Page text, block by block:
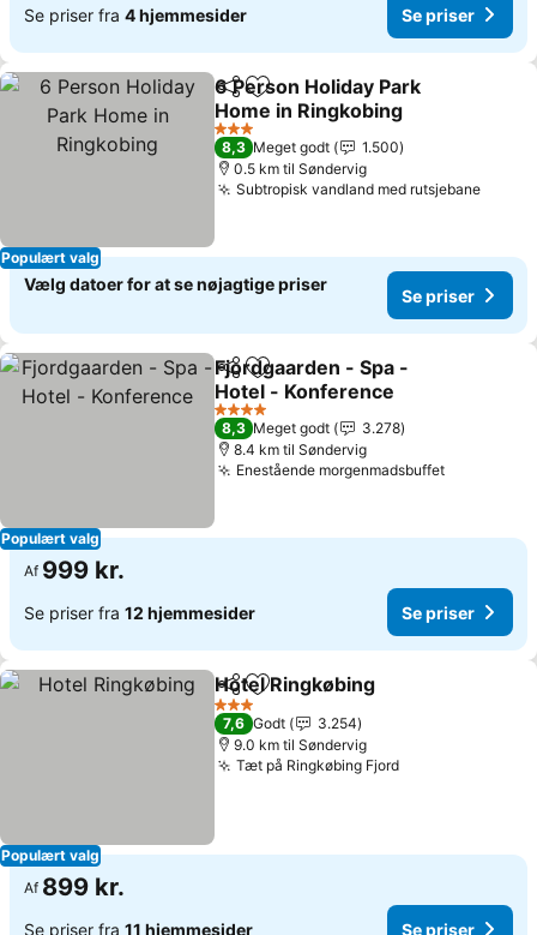
Se priser fra 4 hjemmesider Se priser
Populært valg
Del Føj til favoritter
6 Person Holiday Park
Home in Ringkobing
Se priser
3 Stjerner
8,3 Meget godt
1.500
0.5 km til Søndervig
Subtropisk vandland med rutsjebaneSe
Vælg datoer for at se nøjagtige priser
Se priser
Populært valg
Del Føj til favoritter
Fjordgaarden - Spa -
Hotel - Konference
Se priser
4 Stjerner
8,3 Meget godt
3.278
8.4 km til Søndervig
Enestående morgenmadsbuffetSe priser
Af 999 kr.
Se priser fra 12 hjemmesider Se priser
Populært valg
Del Føj til favoritter
Hotel Ringkøbing
3 Stjerner
7,6 Godt
3.254
9.0 km til Søndervig
Tæt på Ringkøbing FjordSe priser
Af 899 kr.
Se priser fra 11 hjemmesider Se priser